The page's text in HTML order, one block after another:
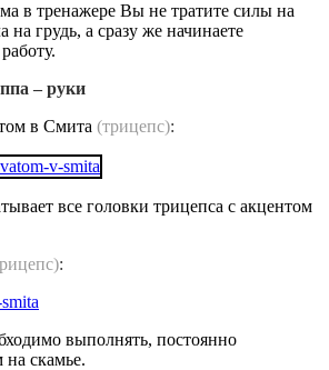
в тренажере Вы не тратите силы на
грудь, а сразу же начинаете
– руки
в Смита (трицепс):
все головки трицепса с акцентом
:
выполнять, постоянно
на скамье.